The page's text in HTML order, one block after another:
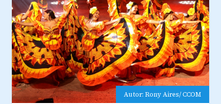
Autor: Rony Aires/ CCOM